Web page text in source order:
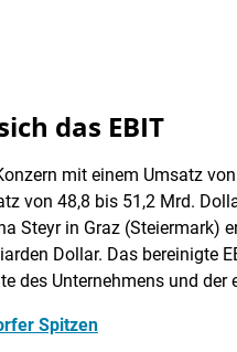
das EBIT
mit einem Umsatz
von 48,8 bis 51,2 Mrd.
Steyr in Graz (Steiermark)
Dollar. Das bereinigte
des Unternehmens und
Spitzen